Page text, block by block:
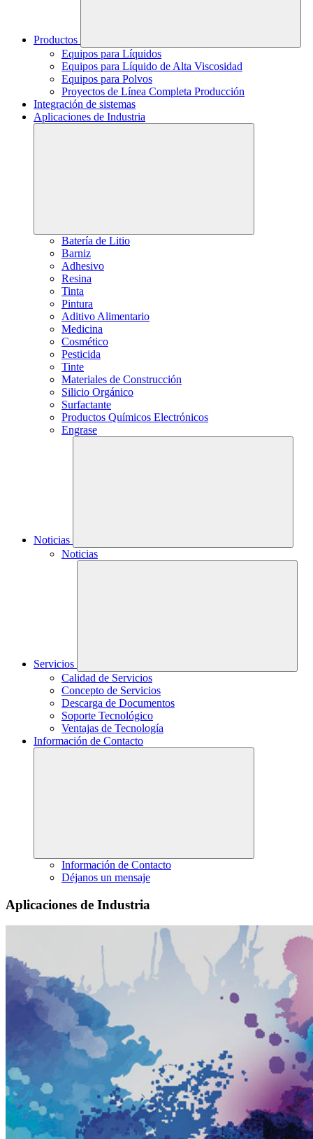
Productos
Equipos para Líquidos
Equipos para Líquido de Alta Viscosidad
Equipos para Polvos
Proyectos de Línea Completa Producción
Integración de sistemas
Aplicaciones de Industria
Batería de Litio
Barniz
Adhesivo
Resina
Tinta
Pintura
Aditivo Alimentario
Medicina
Cosmético
Pesticida
Tinte
Materiales de Construcción
Silicio Orgánico
Surfactante
Productos Químicos Electrónicos
Engrase
Noticias
Noticias
Servicios
Calidad de Servicios
Concepto de Servicios
Descarga de Documentos
Soporte Tecnológico
Ventajas de Tecnología
Información de Contacto
Información de Contacto
Déjanos un mensaje
Aplicaciones de Industria